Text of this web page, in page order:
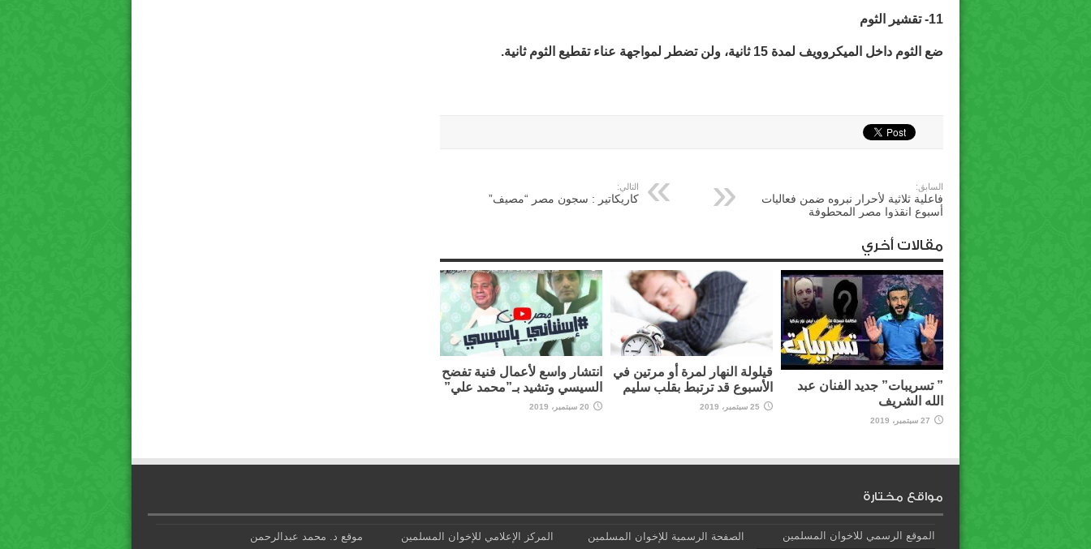
11- تقشير الثوم
ضع الثوم داخل الميكروويف لمدة 15 ثانية، ولن تضطر لمواجهة عناء تقطيع الثوم ثانية .
السابق:
فاعلية ثلاثية لأحرار نبروه ضمن فعاليات
أسبوع انقذوا مصر المحطوفة
التالي:
كاريكاتير : سجون مصر “مصيف”
مقالات أخري
” تسريبات” جديد الفنان عبد
الله الشريف
27 سبتمبر، 2019
قيلولة النهار لمرة أو مرتين في
الأسبوع قد ترتبط بقلب سليم
25 سبتمبر، 2019
انتشار واسع لأعمال فنية تفضح
السيسي وتشيد بـ”محمد علي”
20 سبتمبر، 2019
مواقع مختارة
الموقع الرسمي للاخوان المسلمين الصفحة الرسمية للإخوان المسلمين المركز الإعلامي للإخوان المسلمين موقع د. محمد عبدالرحمن